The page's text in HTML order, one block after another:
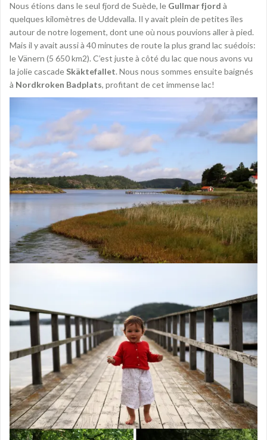
Nous étions dans le seul fjord de Suède, le Gullmar fjord à
quelques kilomètres de Uddevalla. Il y avait plein de petites îles
autour de notre logement, dont une où nous pouvions aller à pied.
Mais il y avait aussi à 40 minutes de route la plus grand lac suédois:
le Vänern (5 650 km2). C’est juste à côté du lac que nous avons vu
la jolie cascade Skäktefallet. Nous nous sommes ensuite baignés
à Nordkroken Badplats, profitant de cet immense lac!